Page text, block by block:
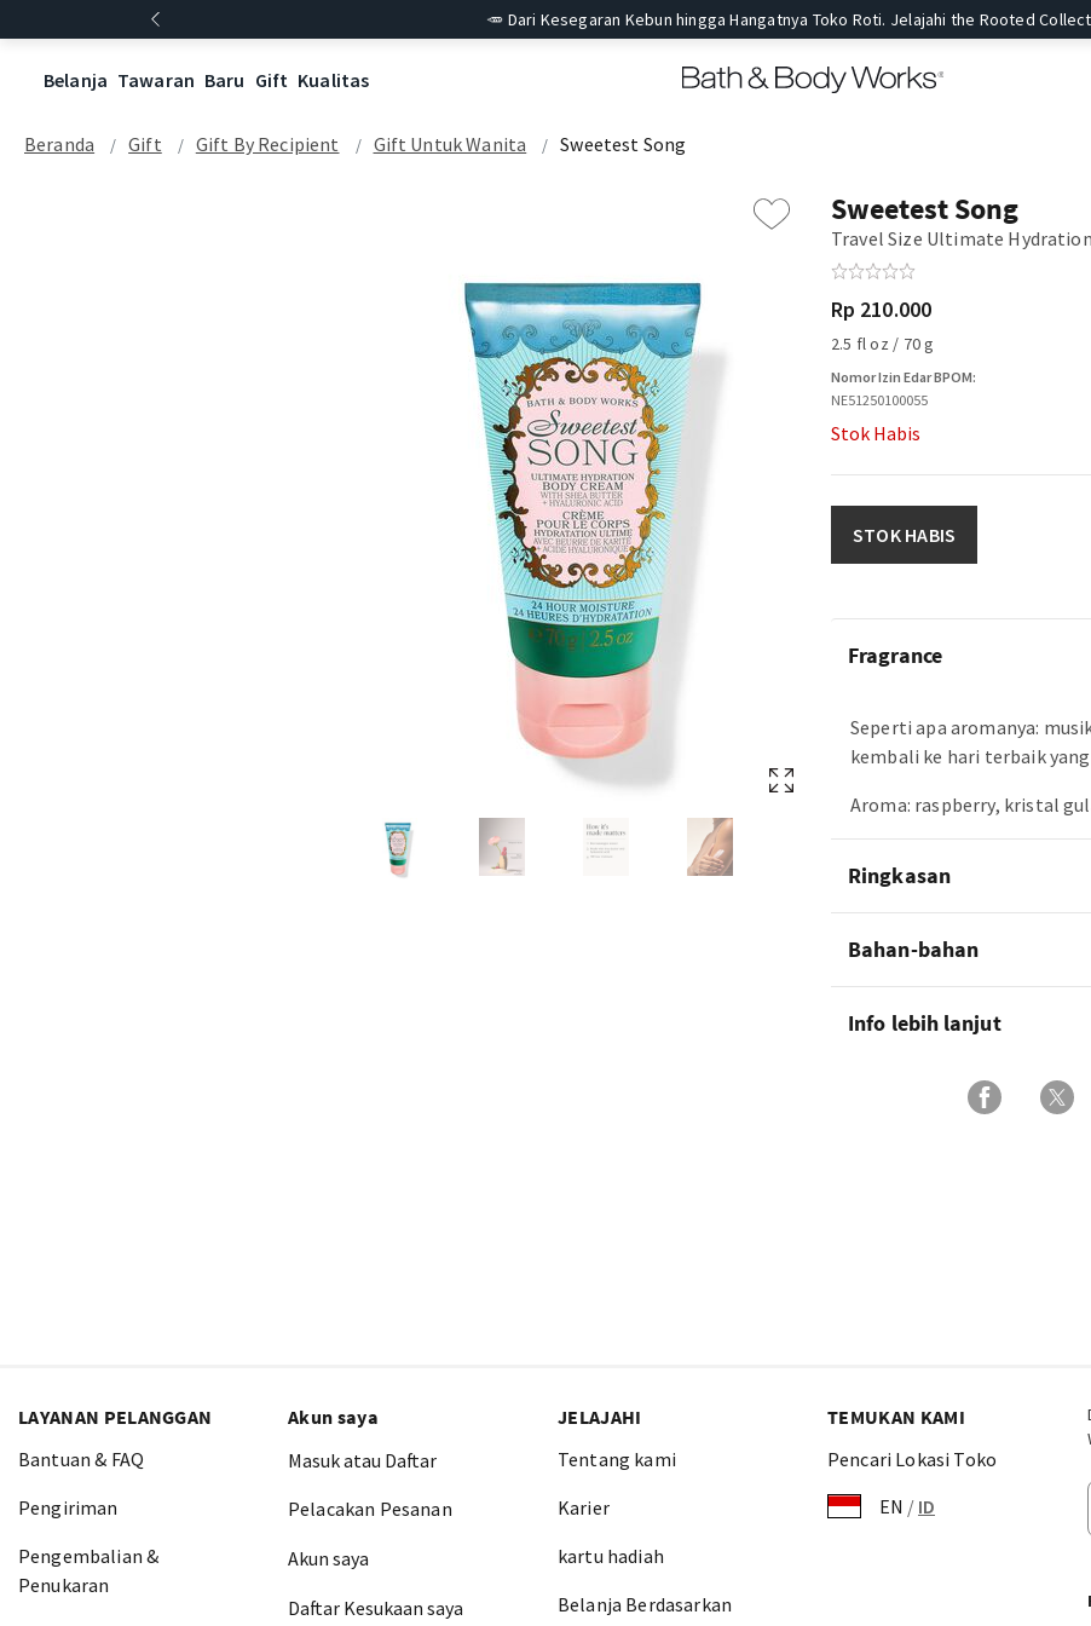
🥕 Dari Kesegaran Kebun hingga Hangatnya Toko Roti. Jelajahi the Rooted
Belanja Tawaran Baru Gift Kualitas
Beranda Gift Gift By Recipient Gift Untuk Wanita Sweetest Song
Sweetest Song
Travel Size Ultimate
Rp 210.000
2.5 fl oz / 70 g
Nomor Izin Edar BPOM:
NE51250100055
Stok Habis
STOK HABIS
Fragrance
Seperti apa aromanya:
kembali ke hari terbaik
Aroma: raspberry, kristal
Ringkasan
Bahan-bahan
Info lebih lanjut
LAYANAN PELANGGAN
Bantuan & FAQ
Pengiriman
Pengembalian &
Penukaran
Akun saya
Masuk atau Daftar
Pelacakan Pesanan
Akun saya
Daftar Kesukaan saya
JELAJAHI
Tentang kami
Karier
kartu hadiah
Belanja Berdasarkan
TEMUKAN KAMI
Pencari Lokasi Toko
EN / ID